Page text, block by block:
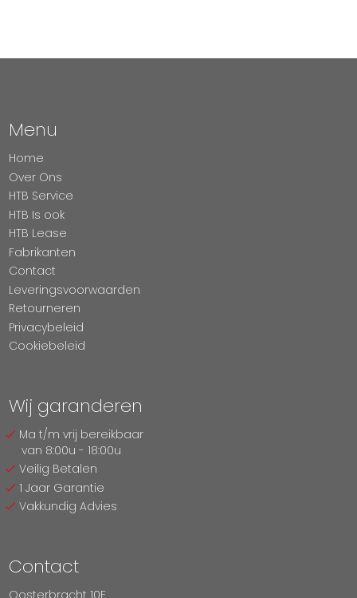
Menu
Home
Over Ons
HTB Service
HTB Is ook
HTB Lease
Fabrikanten
Contact
Leveringsvoorwaarden
Retourneren
Privacybeleid
Cookiebeleid
Wij garanderen
Ma t/m vrij bereikbaar
van 8:00u - 18:00u
Veilig Betalen
1 Jaar Garantie
Vakkundig Advies
Contact
Oosterbracht 10E